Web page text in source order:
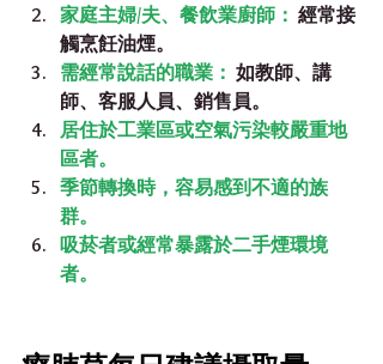
家庭主婦/夫、餐飲業廚師： 經常接
觸烹飪油煙。
需經常說話的職業： 如教師、講
師、客服人員、銷售員。
居住於工業區或空氣污染較嚴重地
區者。
季節轉換時，容易感到不適的族
群。
吸菸者或經常暴露於二手煙環境
者。